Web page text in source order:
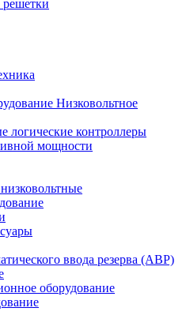
Низковольтное
логические контроллеры
мощности
ввода резерва (АВР)
оборудование